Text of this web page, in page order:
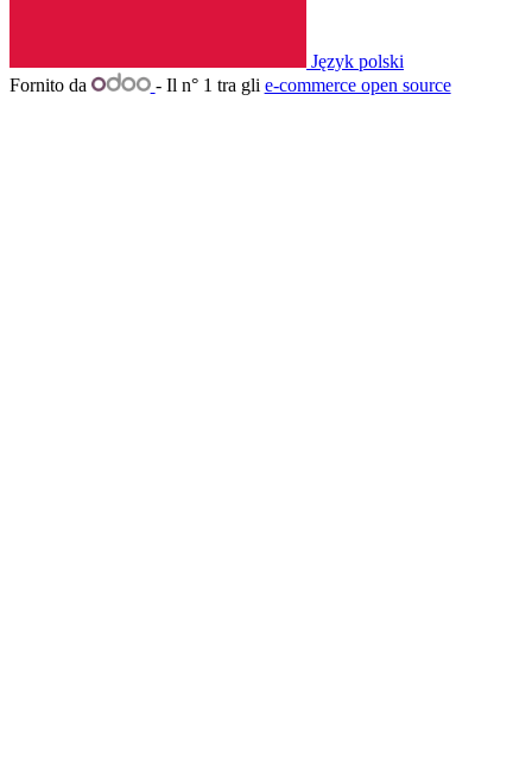
Język polski
Fornito da
- Il n° 1 tra gli e-commerce open source